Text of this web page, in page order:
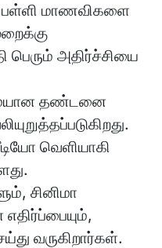
பள்ளி மாணவிகளை
பெரும் அதிர்ச்சியை
தண்டனை
வெளியாகி
சினிமா
வருகிறார்கள்.